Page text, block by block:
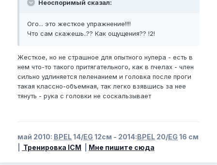
Неоспоримый сказал:
Ого... это жесткое упражнение!!!!
Что сам скажешь..?? Как ощущения?? !2!
Жесткое, но не страшное для опытного нупера - есть в
нем что-то такого притягательного, как в пчелах - член
сильно удлиняется пеленанием и головка после проги
такая классно-объемная, так легко взявшись за нее
тянуть - рука с головки не соскальзывает
май 2010: BPEL14/EG 12см - 2014:BPEL 20/EG 16 см
Тренировка ICM Мне пишите сюда